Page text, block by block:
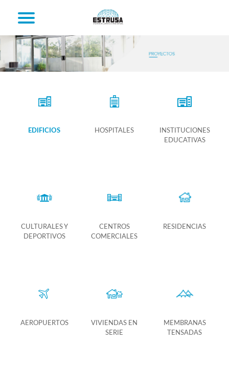
EDIFICIOS HOSPITALES
INSTITUCIONES
EDUCATIVAS
CULTURALES Y
DEPORTIVOS
CENTROS
COMERCIALES
RESIDENCIAS
AEROPUERTOS
VIVIENDAS EN
SERIE
MEMBRANAS
TENSADAS